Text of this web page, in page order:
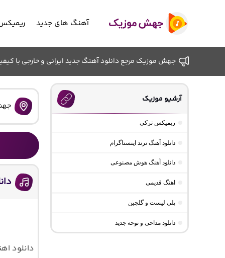
آهنگ های جدید
جهش موزیک مرجع دانلود آهنگ جدید ایرانی و خارجی با
دانلود
آرشیو موزیک
ریمیکس ترکی
دانلود آهنگ ترند اینستاگرام
دانلود آهنگ هوش مصنوعی
اهنگ قدیمی
پلی لیست و گلچین
دانلود مداحی و نوحه جدید